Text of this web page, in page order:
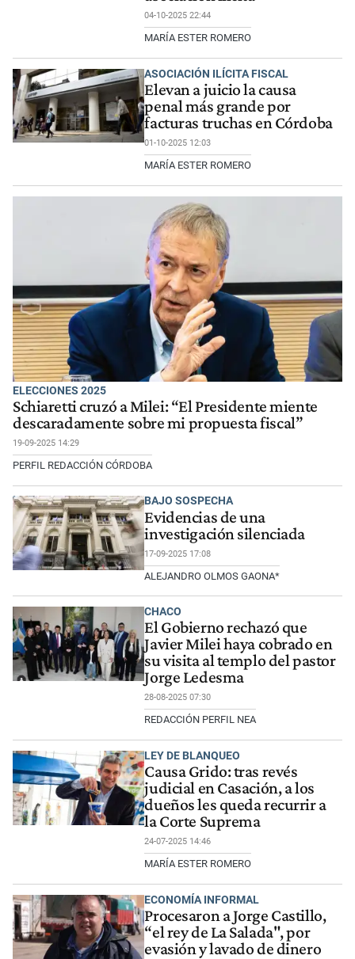
04-10-2025 22:44
MARÍA ESTER ROMERO
ASOCIACIÓN ILÍCITA FISCAL
Elevan a juicio la causa
penal más grande por
facturas truchas en Córdoba
01-10-2025 12:03
MARÍA ESTER ROMERO
ELECCIONES 2025
Schiaretti cruzó a Milei: “El Presidente miente
descaradamente sobre mi propuesta fiscal”
19-09-2025 14:29
PERFIL REDACCIÓN CÓRDOBA
BAJO SOSPECHA
Evidencias de una
investigación silenciada
17-09-2025 17:08
ALEJANDRO OLMOS GAONA*
CHACO
El Gobierno rechazó que
Javier Milei haya cobrado en
su visita al templo del pastor
Jorge Ledesma
28-08-2025 07:30
REDACCIÓN PERFIL NEA
LEY DE BLANQUEO
Causa Grido: tras revés
judicial en Casación, a los
dueños les queda recurrir a
la Corte Suprema
24-07-2025 14:46
MARÍA ESTER ROMERO
ECONOMÍA INFORMAL
Procesaron a Jorge Castillo,
“el rey de La Salada", por
evasión y lavado de dinero